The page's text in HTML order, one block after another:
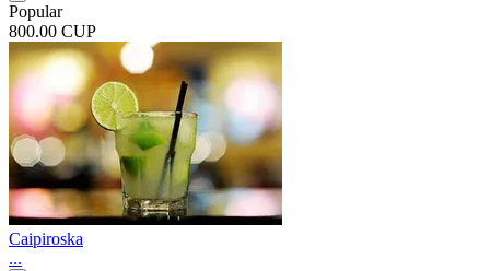
Popular
800.00 CUP
Caipiroska
...